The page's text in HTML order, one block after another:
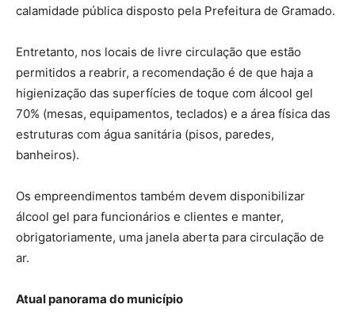
calamidade pública disposto pela Prefeitura de Gramado.
Entretanto, nos locais de livre circulação que estão
permitidos a reabrir, a recomendação é de que haja a
higienização das superfícies de toque com álcool gel
70% (mesas, equipamentos, teclados) e a área física das
estruturas com água sanitária (pisos, paredes,
banheiros).
Os empreendimentos também devem disponibilizar
álcool gel para funcionários e clientes e manter,
obrigatoriamente, uma janela aberta para circulação de
ar.
Atual panorama do município